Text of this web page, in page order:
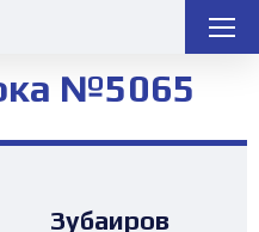
№5065
Зубаиров